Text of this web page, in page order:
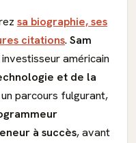
sa biographie, ses
citations. Sam
américain
et de la
parcours fulgurant,
à succès, avant